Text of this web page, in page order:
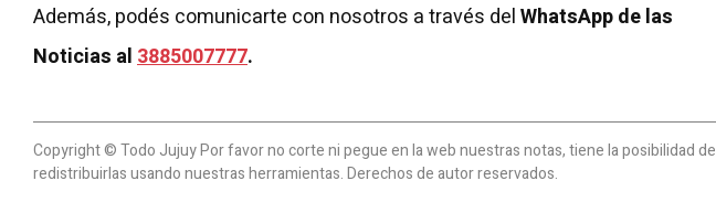
Además, podés comunicarte con nosotros a través delWhatsApp de las
Noticias al3885007777.
Copyright © Todo Jujuy Por favor no corte ni pegue en la web nuestras notas, tiene la posibilidad de
redistribuirlas usando nuestras herramientas. Derechos de autor reservados.